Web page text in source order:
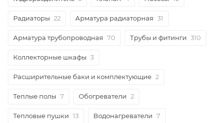
Радиаторы 22 Арматура радиаторная 31
Арматура трубопроводная 70 Трубы и фитинги 310
Коллекторные шкафы 3
Расширительные баки и комплектующие 2
Теплые полы 7 Обогреватели 2
Тепловые пушки 13 Водонагреватели 7